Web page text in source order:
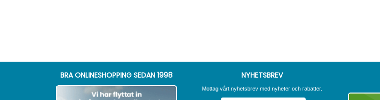
BRA ONLINESHOPPING SEDAN 1998 NYHETSBREV
Mottag vårt nyhetsbrev med nyheter och rabatter.